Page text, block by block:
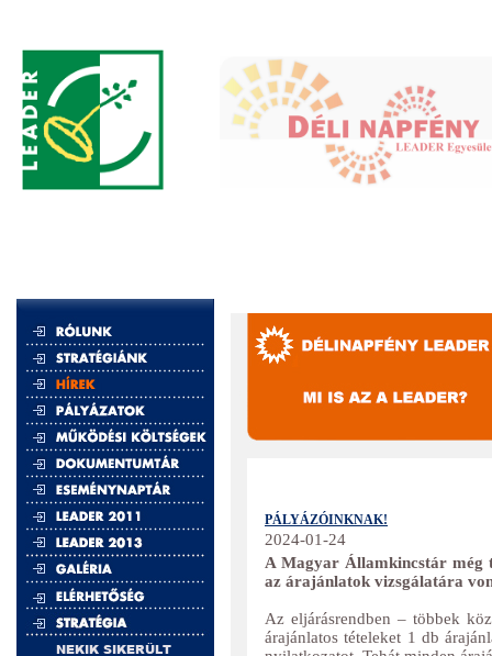
NEKIK SIKERÜLT
PÁLYÁZÓINKNAK!
2024-01-24
A Magyar Államkincstár még
az árajánlatok vizsgálatára
Az eljárásrendben – többek
árajánlatos tételeket 1 db